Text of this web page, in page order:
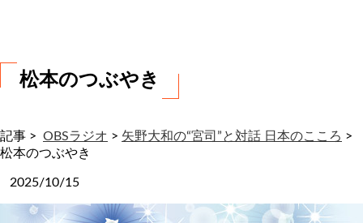
松本のつぶやき
記事 > OBSラジオ > 矢野大和の“宮司”と対話 日本のこころ >
松本のつぶやき
2025/10/15